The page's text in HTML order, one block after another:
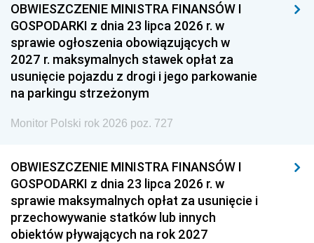
OBWIESZCZENIE MINISTRA FINANSÓW I
GOSPODARKI z dnia 23 lipca 2026 r. w
sprawie ogłoszenia obowiązujących w
2027 r. maksymalnych stawek opłat za
usunięcie pojazdu z drogi i jego parkowanie
na parkingu strzeżonym
Monitor Polski rok 2026 poz. 727
OBWIESZCZENIE MINISTRA FINANSÓW I
GOSPODARKI z dnia 23 lipca 2026 r. w
sprawie maksymalnych opłat za usunięcie i
przechowywanie statków lub innych
obiektów pływających na rok 2027